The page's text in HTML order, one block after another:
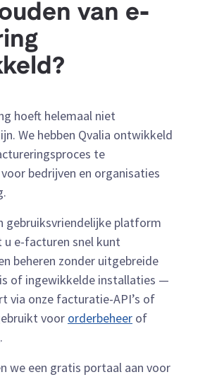
van e-
hoeft helemaal niet
We hebben Qvalia ontwikkeld
te
bedrijven en organisaties
gebruiksvriendelijke platform
e-facturen snel kunt
beheren zonder uitgebreide
of ingewikkelde installaties —
via onze facturatie-API’s of
voor orderbeheer of
.
we een gratis portaal aan voor